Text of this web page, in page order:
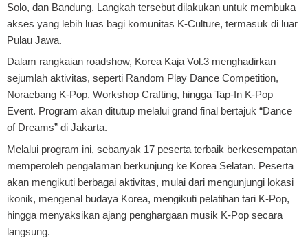
Solo, dan Bandung. Langkah tersebut dilakukan untuk membuka
akses yang lebih luas bagi komunitas K-Culture, termasuk di luar
Pulau Jawa.
Dalam rangkaian roadshow, Korea Kaja Vol.3 menghadirkan
sejumlah aktivitas, seperti Random Play Dance Competition,
Noraebang K-Pop, Workshop Crafting, hingga Tap-In K-Pop
Event. Program akan ditutup melalui grand final bertajuk “Dance
of Dreams” di Jakarta.
Melalui program ini, sebanyak 17 peserta terbaik berkesempatan
memperoleh pengalaman berkunjung ke Korea Selatan. Peserta
akan mengikuti berbagai aktivitas, mulai dari mengunjungi lokasi
ikonik, mengenal budaya Korea, mengikuti pelatihan tari K-Pop,
hingga menyaksikan ajang penghargaan musik K-Pop secara
langsung.